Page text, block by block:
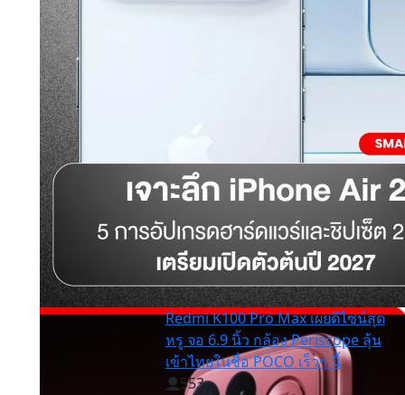
Redmi K100 Pro Max เผยดีไซน์สุด
หรู จอ 6.9 นิ้ว กล้อง Periscope ลุ้น
เข้าไทยในชื่อ POCO เร็วๆ นี้
553